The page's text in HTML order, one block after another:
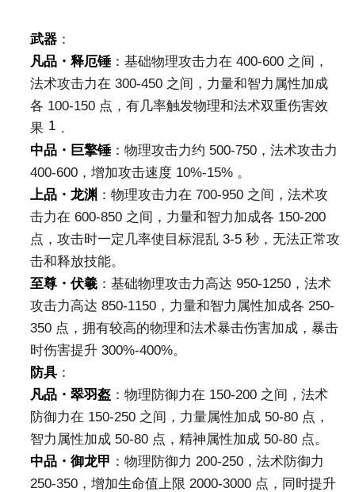
武器：
凡品・释厄锤：基础物理攻击力在 400-600 之间，
法术攻击力在 300-450 之间，力量和智力属性加成
各 100-150 点，有几率触发物理和法术双重伤害效
果 1 .
中品・巨擎锤：物理攻击力约 500-750，法术攻击力
400-600，增加攻击速度 10%-15% 。
上品・龙渊 ：物理攻击力在 700-950 之间，法术攻
击力在 600-850 之间，力量和智力加成各 150-200
点，攻击时一定几率使目标混乱 3-5 秒，无法正常攻
击和释放技能。
至尊・伏羲：基础物理攻击力高达 950-1250，法术
攻击力高达 850-1150，力量和智力属性加成各 250-
350 点，拥有较高的物理和法术暴击伤害加成，暴击
时伤害提升 300%-400%。
防具：
凡品・翠羽盔：物理防御力在 150-200 之间，法术
防御力在 150-250 之间，力量属性加成 50-80 点，
智力属性加成 50-80 点，精神属性加成 50-80 点。
中品・御龙甲 ：物理防御力 200-250，法术防御力
250-350，增加生命值上限 2000-3000 点，同时提升